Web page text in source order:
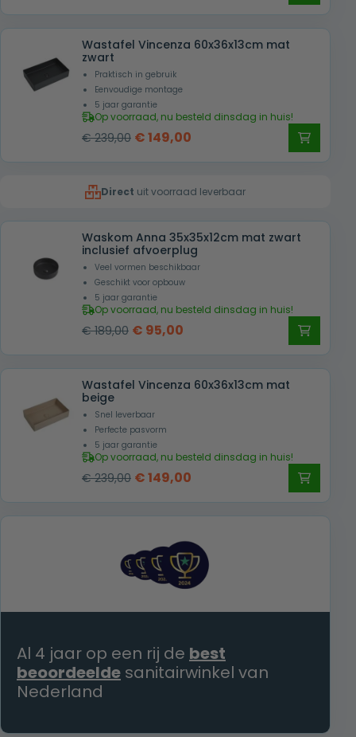
was:
€ 189,00.
is:
€ 95,00.
Wastafel Vincenza 60x36x13cm mat
zwart
Praktisch in gebruik
Eenvoudige montage
5 jaar garantie
Op voorraad, nu besteld dinsdag in huis!
€239,00 Oorspronkelijke
€ 239,00.
€149,00
€ 149,00.
Direct uit voorraad leverbaar
Waskom Anna 35x35x12cm mat zwart
inclusief afvoerplug
Veel vormen beschikbaar
Geschikt voor opbouw
5 jaar garantie
Op voorraad, nu besteld dinsdag in huis!
€189,00 Oorspronkelijke
was:
€ 189,00.
€ 95,00
is:
€ 95,00.
Wastafel Vincenza 60x36x13cm mat
beige
Snel leverbaar
Perfecte pasvorm
5 jaar garantie
Op voorraad, nu besteld dinsdag in huis!
€239,00 Oorspronkelijke
was:
€ 239,00.
€149,00
is:
Al 4 jaar op een rij de best
beoordeelde sanitairwinkel van
Nederland